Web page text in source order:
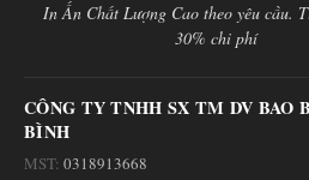
In Ấn Chất Lượng Cao theo yêu cầu.
30% chi phí
CÔNG TY TNHH SX TM DV BAO
BÌNH
MST: 0318913668